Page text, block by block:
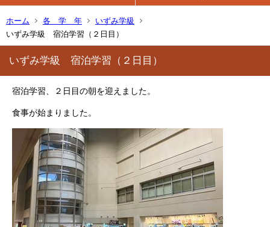
ホーム 各 学 年
いずみ学級
いずみ学級 宿泊学習（２日目）
いずみ学級 宿泊学習（２日目）
宿泊学習、２日目の朝を迎えました。
食事が始まりました。